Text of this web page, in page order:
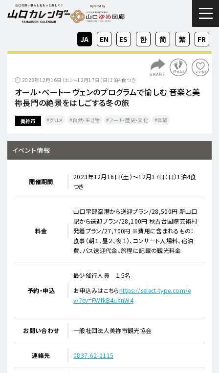
ZH-
CN
ZH-
TW
EN FR
JA KO
ES
2023年12月16日（土）～12月17日（日）1泊4食つき
オール・ベートーヴェンのプログラムで愉しむ 音楽と美
祢長門の絶景をはしごする冬の旅
美祢市 グルメ 自然・生き物 アート・歴史・文化 体験
イベント情報
開催期間
2023年12月16日（土）～12月17日（日）1泊4食
つき
料金
山口宇部空港から送迎プラン/28,500円 新山口
駅から送迎プラン/28,100円 秋吉台国際芸術村
発着プラン/27,700円 ※費用に含まれるもの：
食事（朝１、昼２、夜１）、コンサート入場料、宿泊
費、バス送迎代金、旅程に記載の観光料金
予約・申込
最少催行人員 １５名
お申込みはこちらhttps://select-type.com/e
v/?ev=FWfkB4uXnW4
お問い合わせ 一般社団法人美祢市観光協会
連絡先 0837-62-0115